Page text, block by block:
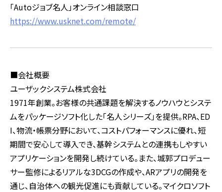
「Autoジョブ名人」オンライン相談窓口
https://www.usknet.com/remote/
■会社概要
ユーザックシステム株式会社
1971年創業。お客様の共通課題を解決するノウハウとシステ
ムをパッケージソフト化した「名人シリーズ」を提供。RPA、ED
I、物流・帳票分野において、コストパフォーマンスに優れ、短
期間で安心して導入でき、基幹システムとの連携もしやすい
アプリケーションを開発し続けている。また、城郭プロデュー
サー監修によるリアルな3DCGの作成や、ARアプリの開発を
通じ、自治体への観光促進にも貢献している。マイクロソフト